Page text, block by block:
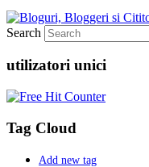
Search
utilizatori unici
Tag Cloud
Add new tag